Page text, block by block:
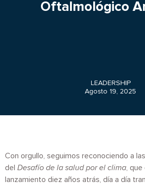
Oftalmológico
LEADERSHIP
Agosto 19, 2025
Con orgullo, seguimos reconociendo a
del Desafío de la salud por el clima,
lanzamiento diez años atrás, día a día